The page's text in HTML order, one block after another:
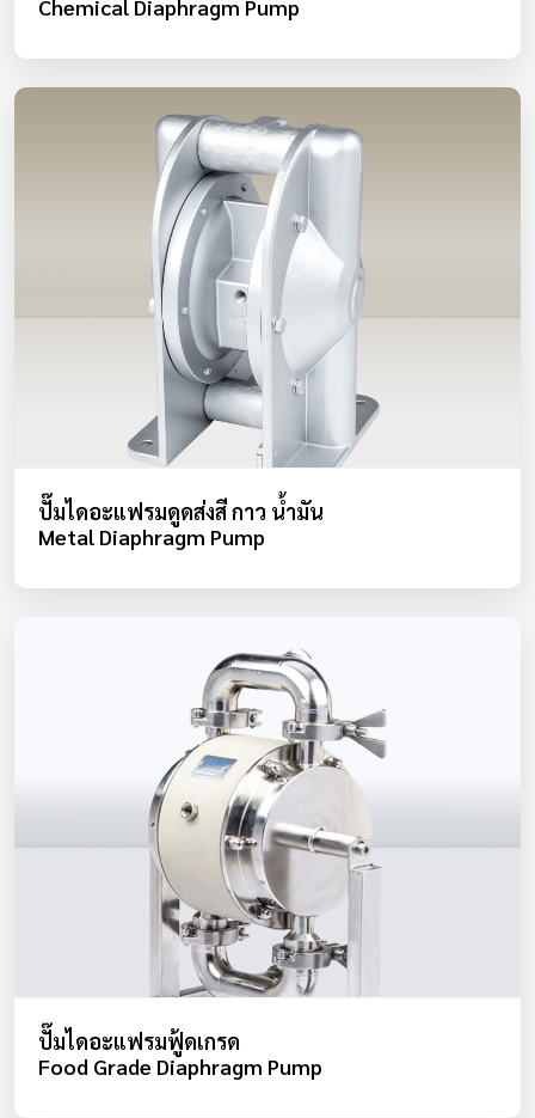
Chemical Diaphragm Pump
ปั๊มไดอะแฟรมดูดส่งสี กาว น้ำมัน
Metal Diaphragm Pump
ปั๊มไดอะแฟรมฟู้ดเกรด
Food Grade Diaphragm Pump